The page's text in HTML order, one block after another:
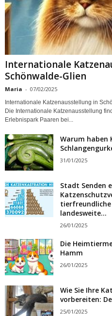
Internationale
Schönwalde-Glien
Maria - 07/02/2025
Internationale Katzenausstellung in
Die Internationale Katzenausstellung
Erlebnispark Paaren bei...
Warum haben
31/01/2025
Stadt Senden
landesweite...
26/01/2025
Die
Hamm
26/01/2025
Wie Sie Ihre
vorbereiten:
25/01/2025